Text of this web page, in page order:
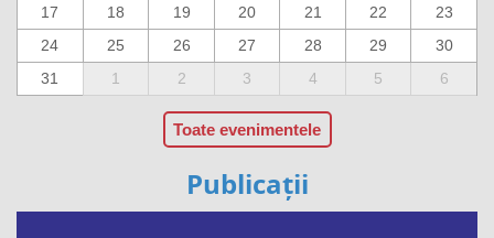
17
18 19 20 21 22
23
24
25 26 27 28 29
30
31
1 2 3 4 5 6
Toate evenimentele
Publicații